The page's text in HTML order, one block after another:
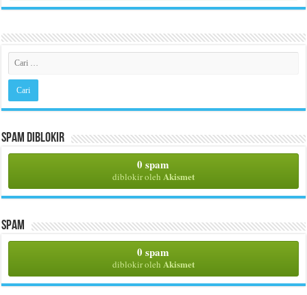
Spam Diblokir
0 spam
diblokir oleh Akismet
Spam
0 spam
diblokir oleh Akismet